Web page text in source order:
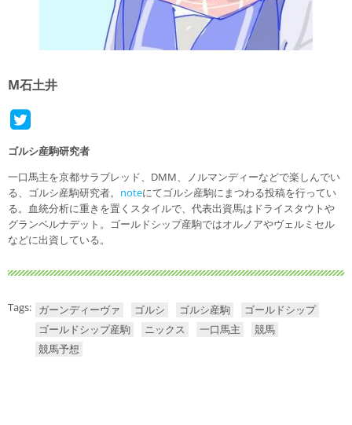
M石土井
ゴルシ産駒研究者
一口馬主を京都サラブレッド、DMM、ノルマンディーなどで楽しんでい
る、ゴルシ産駒研究者。 noteにてゴルシ産駒にまつわる投稿を行ってい
る。血統分析に重きを置くスタイルで、代表出資馬はドライスタウトや
グランベルナデット。ゴールドシップ産駒ではオルノアやヴェルミセル
などに出資している。
Tags: ガーンディーヴァ ゴルシ ゴルシ産駒
ゴールドシップ
ゴールドシップ産駒
ニックス 一口馬主
競馬
競馬予想